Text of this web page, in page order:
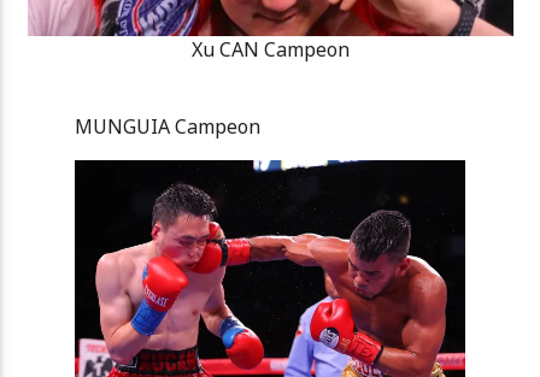
Xu CAN Campeon
MUNGUIA Campeon